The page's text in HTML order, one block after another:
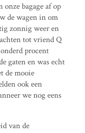
bagage af op
de wagen in om
zonnig weer en
tot vriend Q
procent
gaten en was echt
de mooie
ook een
we nog eens
van de